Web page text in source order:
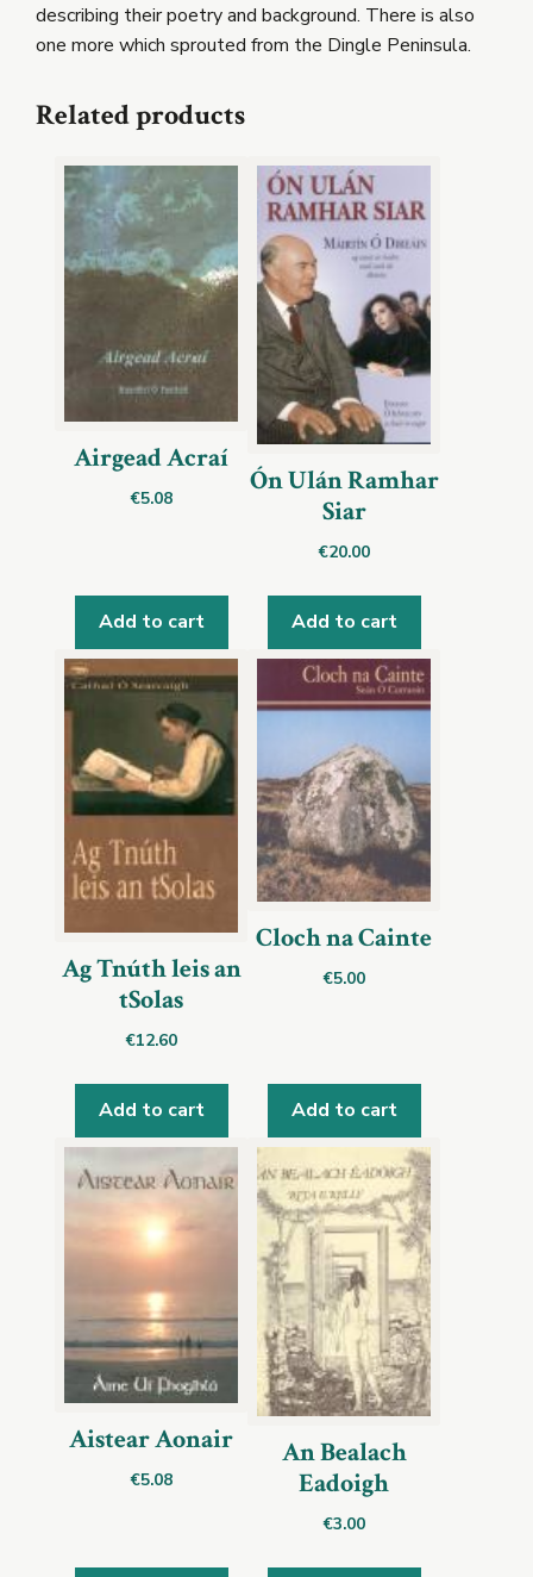
describing their poetry and background. There is also
one more which sprouted from the Dingle Peninsula.
Related products
Airgead Acraí
€5.08
Add to cart
Ón Ulán Ramhar
Siar
€20.00
Add to cart
Ag Tnúth leis an
tSolas
€12.60
Add to cart
Cloch na Cainte
€5.00
Add to cart
Aistear Aonair
€5.08
An Bealach
Eadoigh
€3.00